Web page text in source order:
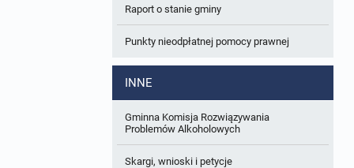
W trakcie opracowania
Zbiory danych przestrzennych
Analizy zmian w zagospodarowaniu
Raport o stanie gminy
Punkty nieodpłatnej pomocy prawnej
INNE
Gminna Komisja Rozwiązywania
Problemów Alkoholowych
Skargi, wnioski i petycje